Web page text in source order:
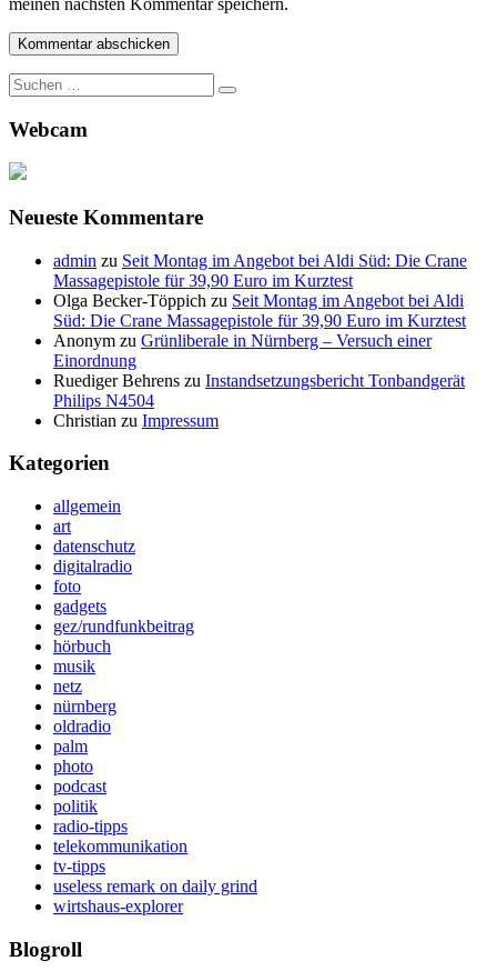
Suche
nach:
Webcam
Neueste Kommentare
admin zu Seit Montag im Angebot bei Aldi Süd: Die Crane
Massagepistole für 39,90 Euro im Kurztest
Olga Becker-Töppich zu Seit Montag im Angebot bei Aldi
Süd: Die Crane Massagepistole für 39,90 Euro im Kurztest
Anonym zu Grünliberale in Nürnberg – Versuch einer
Einordnung
Ruediger Behrens zu Instandsetzungsbericht Tonbandgerät
Philips N4504
Christian zu Impressum
Kategorien
allgemein
art
datenschutz
digitalradio
foto
gadgets
gez/rundfunkbeitrag
hörbuch
musik
netz
nürnberg
oldradio
palm
photo
podcast
politik
radio-tipps
telekommunikation
tv-tipps
useless remark on daily grind
wirtshaus-explorer
Blogroll